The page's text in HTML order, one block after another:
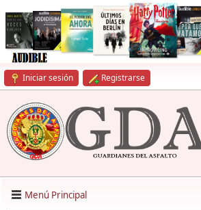
Iniciar sesión Registrarse
Menú Principal